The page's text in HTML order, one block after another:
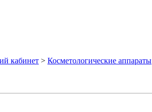
кабинет > Косметологические аппараты